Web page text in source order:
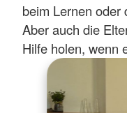
beim Lernen oder
Aber auch die
Hilfe holen, wenn